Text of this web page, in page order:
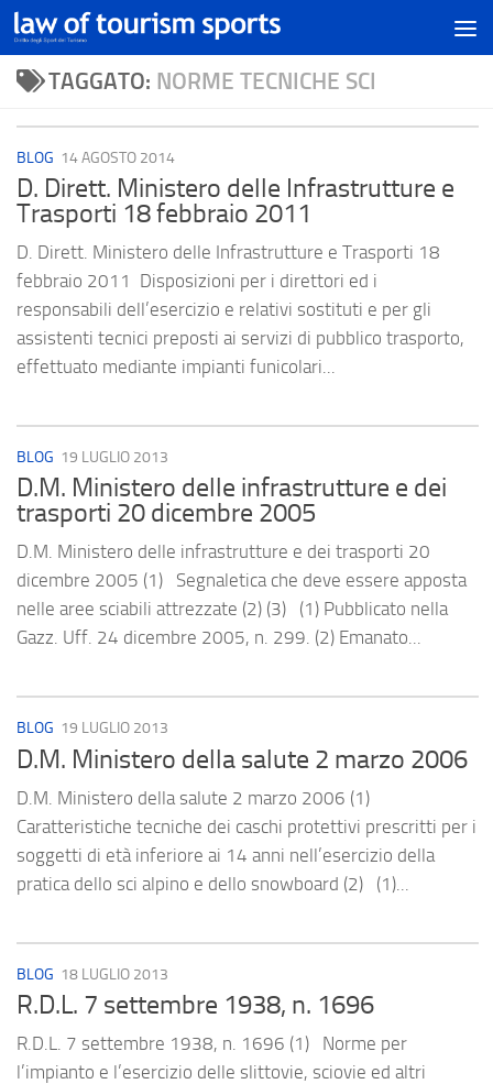
TAGGATO: NORME TECNICHE SCI
BLOG 14 AGOSTO 2014
D. Dirett. Ministero delle Infrastrutture e
Trasporti 18 febbraio 2011
D. Dirett. Ministero delle Infrastrutture e Trasporti 18
febbraio 2011 Disposizioni per i direttori ed i
responsabili dell’esercizio e relativi sostituti e per gli
assistenti tecnici preposti ai servizi di pubblico trasporto,
effettuato mediante impianti funicolari...
BLOG 19 LUGLIO 2013
D.M. Ministero delle infrastrutture e dei
trasporti 20 dicembre 2005
D.M. Ministero delle infrastrutture e dei trasporti 20
dicembre 2005 (1) Segnaletica che deve essere apposta
nelle aree sciabili attrezzate (2) (3) (1) Pubblicato nella
Gazz. Uff. 24 dicembre 2005, n. 299. (2) Emanato...
BLOG 19 LUGLIO 2013
D.M. Ministero della salute 2 marzo 2006
D.M. Ministero della salute 2 marzo 2006 (1)
Caratteristiche tecniche dei caschi protettivi prescritti per i
soggetti di età inferiore ai 14 anni nell’esercizio della
pratica dello sci alpino e dello snowboard (2) (1)...
BLOG 18 LUGLIO 2013
R.D.L. 7 settembre 1938, n. 1696
R.D.L. 7 settembre 1938, n. 1696 (1) Norme per
l’impianto e l’esercizio delle slittovie, sciovie ed altri